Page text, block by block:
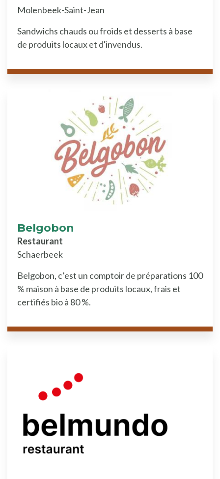
Molenbeek-Saint-Jean
Sandwichs chauds ou froids et desserts à base
de produits locaux et d'invendus.
Belgobon
Restaurant
Schaerbeek
Belgobon, c’est un comptoir de préparations 100
% maison à base de produits locaux, frais et
certifiés bio à 80 %.